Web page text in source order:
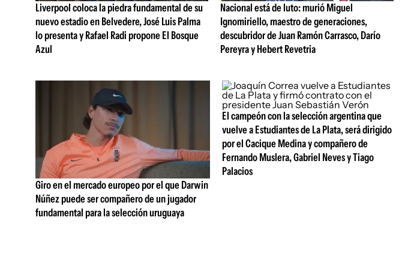
Liverpool coloca la piedra fundamental de su
nuevo estadio en Belvedere, José Luis Palma
lo presenta y Rafael Radi propone El Bosque
Azul
Nacional está de luto: murió Miguel
Ignomiriello, maestro de generaciones,
descubridor de Juan Ramón Carrasco, Darío
Pereyra y Hebert Revetria
Giro en el mercado europeo por el que Darwin
Núñez puede ser compañero de un jugador
fundamental para la selección uruguaya
El campeón con la selección argentina que
vuelve a Estudiantes de La Plata, será dirigido
por el Cacique Medina y compañero de
Fernando Muslera, Gabriel Neves y Tiago
Palacios